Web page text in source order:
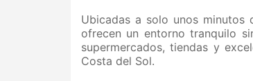
Ubicadas a solo unos
ofrecen un entorno tranquilo
supermercados, tiendas y
Costa del Sol.